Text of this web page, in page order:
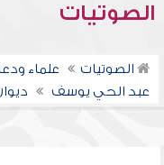
الصوتيات
الصوتيات علماء
عبد الحي يوسف